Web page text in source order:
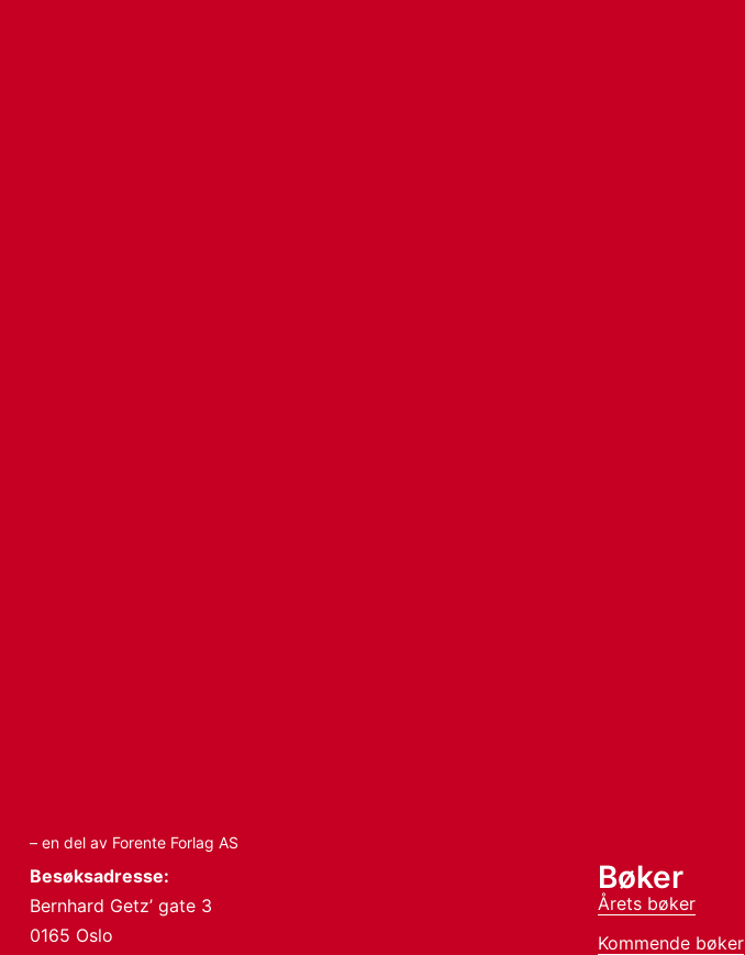
– en del av Forente Forlag AS
Besøksadresse:
Bernhard Getz’ gate 3
0165 Oslo
Bøker
Årets bøker
Kommende bøker